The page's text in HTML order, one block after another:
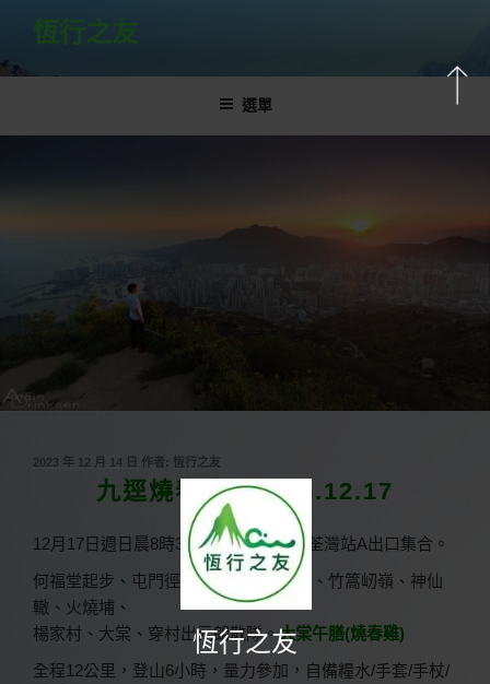
主
恆行之友
選單
發
2023 年 12 月 14 日 作者: 恆行之友
九逕燒春雞：2023.12.17
12月17日週日晨8時30分，港鐵荃灣線荃灣站A出口集合。
何福堂起步、屯門徑、九逕山、大石頂、竹篙屻嶺、神仙
轍、火燒埔、
楊家村、大棠、穿村出元朗散隊。大棠午膳(燒春雞)
全程12公里，登山6小時，量力參加，自備糧水/手套/手杖/
恆行之友